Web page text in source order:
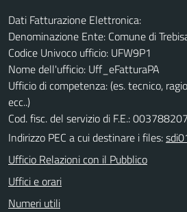
Dati Fatturazione Elettronica:
Denominazione Ente: Comune di
Codice Univoco ufficio: UFW9P1
Nome dell'ufficio: Uff_eFatturaPA
Ufficio di competenza: (es. tecnico,
ecc..)
Cod. fisc. del servizio di F.E.:
Indirizzo PEC a cui destinare i files:
Ufficio Relazioni con il Pubblico
Uffici e orari
Numeri utili